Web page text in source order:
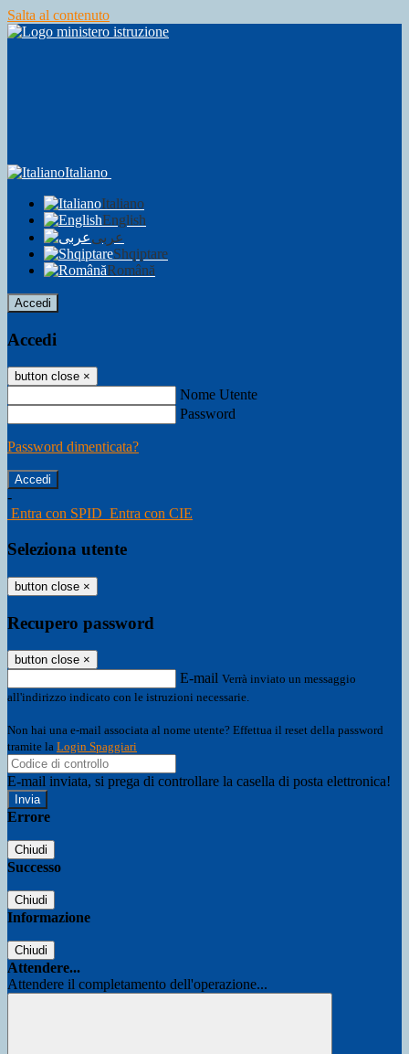
Salta al contenuto
Italiano
Italiano
English
عربى
Shqiptare
Română
Accedi
Accedi
button close ×
Nome Utente
Password
Password dimenticata?
-
Entra con SPID Entra con CIE
Seleziona utente
button close ×
Recupero password
button close ×
E-mail Verrà inviato un messaggio
all'indirizzo indicato con le istruzioni necessarie.
Non hai una e-mail associata al nome utente? Effettua il reset della password
tramite la Login Spaggiari
E-mail inviata, si prega di controllare la casella di posta elettronica!
Errore
Chiudi
Successo
Chiudi
Informazione
Chiudi
Attendere...
Attendere il completamento dell'operazione...